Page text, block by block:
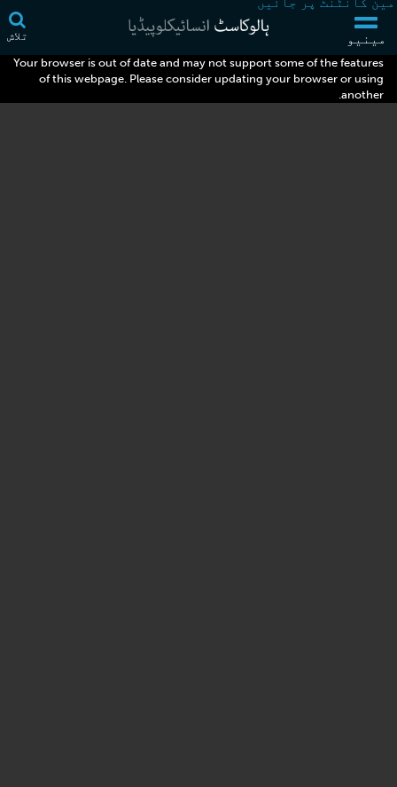
مینیو تلاش
Your browser is out of date and may not support some of the features
of this webpage. Please consider updating your browser or using
another.